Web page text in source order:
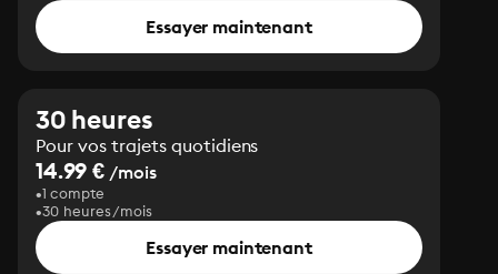
Essayer maintenant
30 heures
Pour vos trajets quotidiens
14.99 € /mois
1 compte
30 heures/mois
Essayer maintenant